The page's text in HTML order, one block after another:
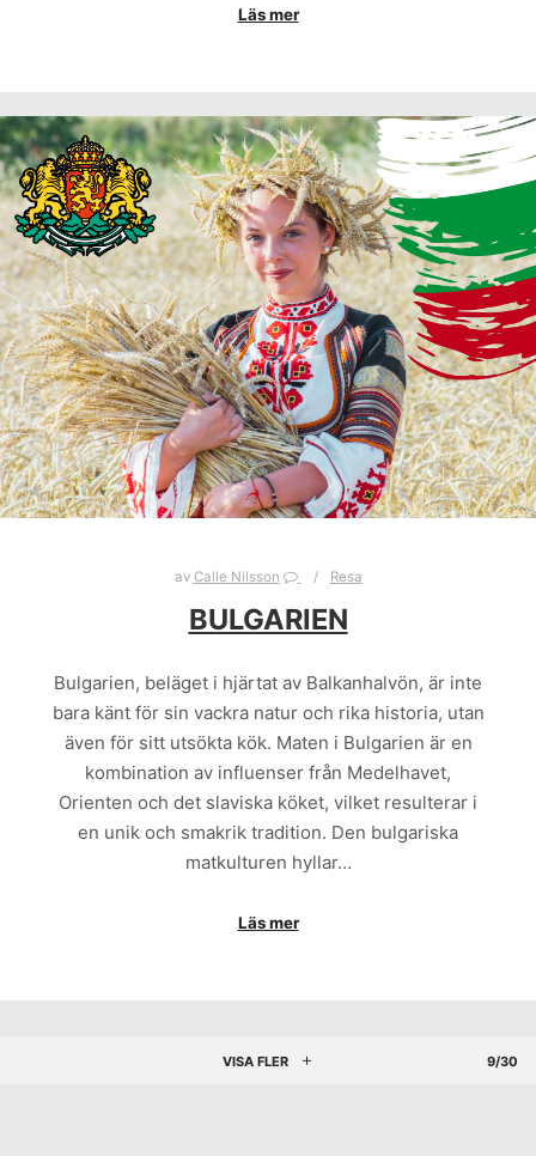
Läs mer
av Calle Nilsson Resa
BULGARIEN
Bulgarien, beläget i hjärtat av Balkanhalvön, är inte
bara känt för sin vackra natur och rika historia, utan
även för sitt utsökta kök. Maten i Bulgarien är en
kombination av influenser från Medelhavet,
Orienten och det slaviska köket, vilket resulterar i
en unik och smakrik tradition. Den bulgariska
matkulturen hyllar…
Läs mer
VISA FLER 9/30